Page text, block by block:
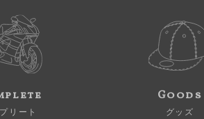
リート
Goods
グッズ